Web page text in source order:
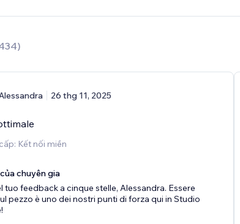
)
26 thg 11, 2025
Kết nối miền
chuyên gia
tuo feedback a cinque stelle, Alessandra. Essere
pezzo è uno dei nostri punti di forza qui in Studio